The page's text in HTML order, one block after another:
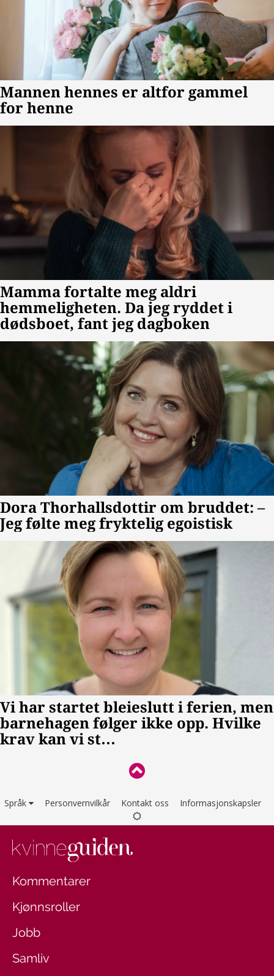
Språk Personvernvilkår Kontakt oss Informasjonskapsler
Kommentarer
Kjønnsroller
Jobb
Samliv